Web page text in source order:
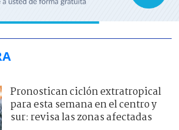
Pronostican ciclón extratropical
para esta semana en el centro y
sur: revisa las zonas afectadas